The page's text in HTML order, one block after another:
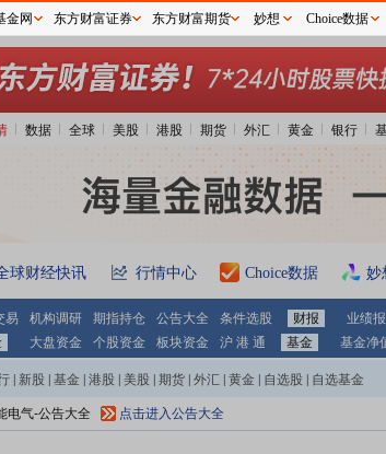
数据 全球 美股 港股 期货 外汇 黄金 银行
球财经快讯 行情中心 Choice数据 妙
易 机构调研 期指持仓 公告大全 条件选股 财报 业绩
大盘资金 个股资金 板块资金 沪 港 通 基金 基金净
新股 基金 港股 美股 期货 外汇 黄金 自选股 自选基金
电气-公告大全 点击进入公告大全
金网 东方财富证券 东方财富期货 妙想 Choice数据